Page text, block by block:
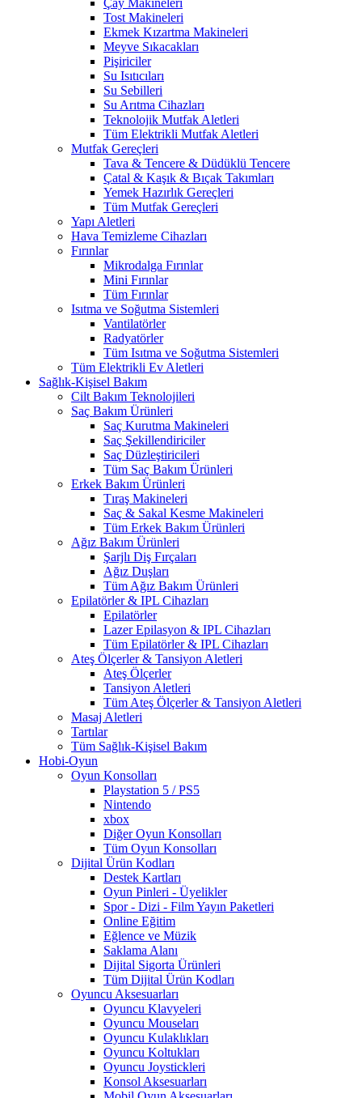
Çay Makineleri
Tost Makineleri
Ekmek Kızartma Makineleri
Meyve Sıkacakları
Pişiriciler
Su Isıtıcıları
Su Sebilleri
Su Arıtma Cihazları
Teknolojik Mutfak Aletleri
Tüm Elektrikli Mutfak Aletleri
Mutfak Gereçleri
Tava & Tencere & Düdüklü Tencere
Çatal & Kaşık & Bıçak Takımları
Yemek Hazırlık Gereçleri
Tüm Mutfak Gereçleri
Yapı Aletleri
Hava Temizleme Cihazları
Fırınlar
Mikrodalga Fırınlar
Mini Fırınlar
Tüm Fırınlar
Isıtma ve Soğutma Sistemleri
Vantilatörler
Radyatörler
Tüm Isıtma ve Soğutma Sistemleri
Tüm Elektrikli Ev Aletleri
Sağlık-Kişisel Bakım
Cilt Bakım Teknolojileri
Saç Bakım Ürünleri
Saç Kurutma Makineleri
Saç Şekillendiriciler
Saç Düzleştiricileri
Tüm Saç Bakım Ürünleri
Erkek Bakım Ürünleri
Tıraş Makineleri
Saç & Sakal Kesme Makineleri
Tüm Erkek Bakım Ürünleri
Ağız Bakım Ürünleri
Şarjlı Diş Fırçaları
Ağız Duşları
Tüm Ağız Bakım Ürünleri
Epilatörler & IPL Cihazları
Epilatörler
Lazer Epilasyon & IPL Cihazları
Tüm Epilatörler & IPL Cihazları
Ateş Ölçerler & Tansiyon Aletleri
Ateş Ölçerler
Tansiyon Aletleri
Tüm Ateş Ölçerler & Tansiyon Aletleri
Masaj Aletleri
Tartılar
Tüm Sağlık-Kişisel Bakım
Hobi-Oyun
Oyun Konsolları
Playstation 5 / PS5
Nintendo
xbox
Diğer Oyun Konsolları
Tüm Oyun Konsolları
Dijital Ürün Kodları
Destek Kartları
Oyun Pinleri - Üyelikler
Spor - Dizi - Film Yayın Paketleri
Online Eğitim
Eğlence ve Müzik
Saklama Alanı
Dijital Sigorta Ürünleri
Tüm Dijital Ürün Kodları
Oyuncu Aksesuarları
Oyuncu Klavyeleri
Oyuncu Mouseları
Oyuncu Kulaklıkları
Oyuncu Koltukları
Oyuncu Joystickleri
Konsol Aksesuarları